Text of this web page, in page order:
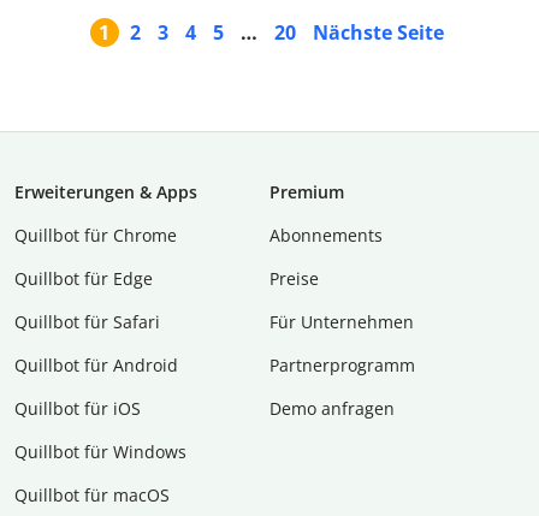
1 2 3 4 5 … 20 Nächste Seite
Erweiterungen & Apps
Quillbot für Chrome
Quillbot für Edge
Quillbot für Safari
Quillbot für Android
Quillbot für iOS
Quillbot für Windows
Quillbot für macOS
Premium
Abon­ne­ments
Preise
Für Unternehmen
Partnerprogramm
Demo anfragen